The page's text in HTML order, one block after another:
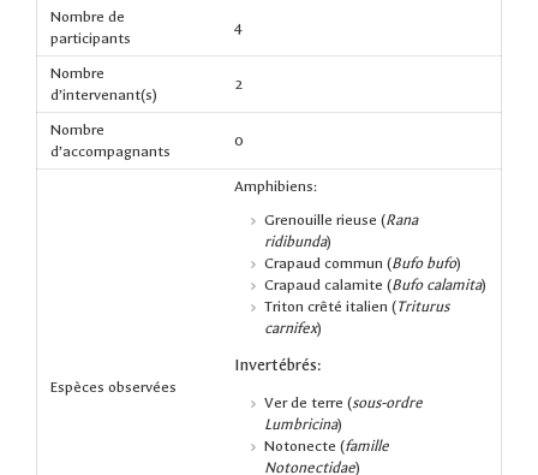
Nombre de
participants
4
Nombre
d’intervenant(s)
2
Nombre
d’accompagnants
0
Espèces observées
Amphibiens:
Grenouille rieuse (Rana
ridibunda)
Crapaud commun (Bufo bufo)
Crapaud calamite (Bufo calamita)
Triton crêté italien (Triturus
carnifex)
Invertébrés:
Ver de terre (sous-ordre
Lumbricina)
Notonecte (famille
Notonectidae)